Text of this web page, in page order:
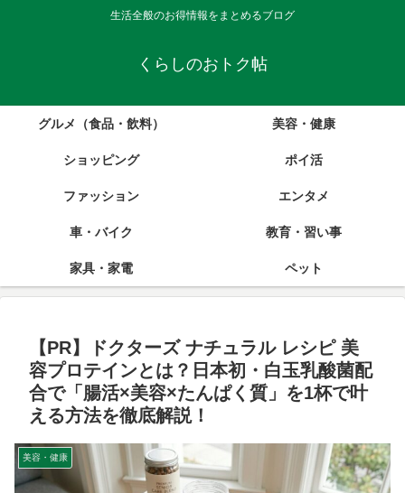
生活全般のお得情報をまとめるブログ
くらしのおトク帖
グルメ（食品・飲料） 美容・健康
ショッピング ポイ活
ファッション エンタメ
車・バイク 教育・習い事
家具・家電 ペット
【PR】ドクターズ ナチュラル レシピ 美
容プロテインとは？日本初・白玉乳酸菌配
合で「腸活×美容×たんぱく質」を1杯で叶
える方法を徹底解説！
美容・健康